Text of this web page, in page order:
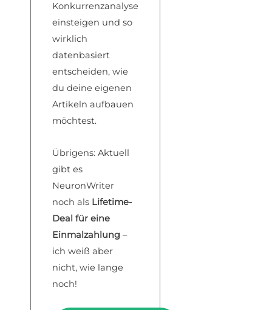
Konkurrenzanalyse
einsteigen und so
wirklich
datenbasiert
entscheiden, wie
du deine eigenen
Artikeln aufbauen
möchtest.
Übrigens: Aktuell
gibt es
NeuronWriter
noch als Lifetime-
Deal für eine
Einmalzahlung –
ich weiß aber
nicht, wie lange
noch!